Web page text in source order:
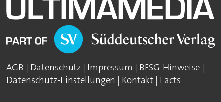
AGB | Datenschutz | Impressum | BFSG-Hinweise |
Datenschutz-Einstellungen | Kontakt | Facts